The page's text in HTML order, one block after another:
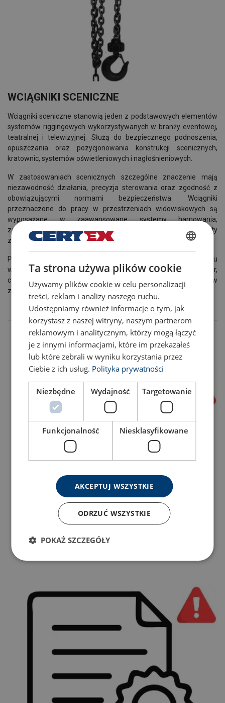
WCIĄGNIKI SCENICZNE
Wciągniki sceniczne stanowią jeden z podstawowych elementów
systemów riggingowych wykorzystywanych w branży eventowej,
teatralnej i telewizyjnej. Służą do bezpiecznego podnoszenia,
opuszczania oraz pozycjonowania konstrukcji scenicznych,
kratownic, systemów oświetleniowych i nagłośnieniowych.
W zastosowaniach scenicznych szczególne znaczenie mają
niezawodność działania, precyzja sterowania oraz zgodność z
obowiązującymi normami bezpieczeństwa. Wciągniki
przeznaczone do pracy w przestrzeniach widowiskowych są
wyposażane w zaawansowane systemy hamowania,
zabezpieczenia przed przeciążeniem oraz komponenty
zapewniające bezpieczne utrzymanie ładunku nad sceną.
Produkty z serii Blackline dzięki czarnemu, matowemu
wykończeniu pozostają niemal niewidoczne dla widzów i kamer,
co pozwala zachować estetykę realizacji bez kompromisów w
zakresie bezpieczeństwa.
NAJCZĘSTSZE BŁĘDY W RIGGINGU
POLISH
ENGLISH TRANSLATION
Ta strona używa plików cookie
Używamy plików cookie w celu personalizacji
treści, reklam i analizy naszego ruchu.
Udostępniamy również informacje o tym, jak
korzystasz z naszej witryny, naszym partnerom
reklamowym i analitycznym, którzy mogą łączyć
je z innymi informacjami, które im przekazałeś
lub które zebrali w wyniku korzystania przez
Ciebie z ich usług. Polityka prywatności
Niezbędne Wydajność Targetowanie
Funkcjonalność Niesklasyfikowane
AKCEPTUJ WSZYSTKIE
ODRZUĆ WSZYSTKIE
POKAŻ SZCZEGÓŁY